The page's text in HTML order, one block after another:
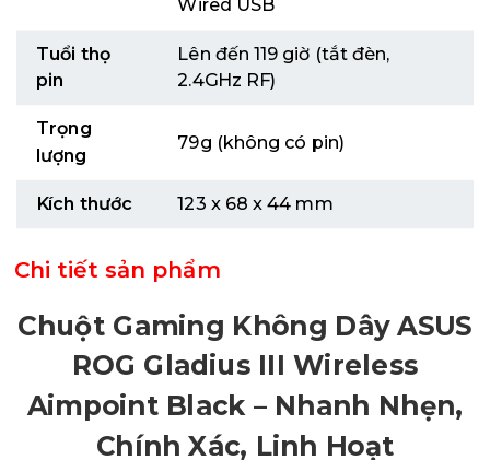
Wired USB
Tuổi thọ
pin
Lên đến 119 giờ (tắt đèn,
2.4GHz RF)
Trọng
lượng
79g (không có pin)
Kích thước 123 x 68 x 44 mm
Chi tiết sản phẩm
Chuột Gaming Không Dây ASUS
ROG Gladius III Wireless
Aimpoint Black – Nhanh Nhẹn,
Chính Xác, Linh Hoạt